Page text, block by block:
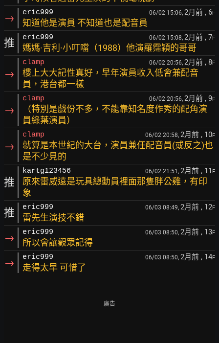
→ eric999 06/02 15:06, 2月前 , 6F
知道他是演員 不知道也是配音員
推 eric999 06/02 15:08, 2月前 , 7F
媽媽·吉利·小叮噹（1988）他演羅霈穎的哥哥
→
clamp 06/02 20:56, 2月前 , 8F
樓上大大記性真好，早年演員收入低會兼配音
員，港台都一樣
→
clamp 06/02 20:56, 2月前 , 9F
（特別是戲份不多，不能靠知名度作秀的配角演
員綠葉演員）
→
clamp 06/02 20:58, 2月前 , 10F
就算是本世紀的大台，演員兼任配音員(或反之)也
是不少見的
推
kartg123456 06/02 21:51, 2月前 , 11 F
原來雷威遠是玩具總動員裡面那隻胖公雞，有印
象
推 eric999 06/03 08:49, 2月前 , 12F
雷先生演技不錯
→ eric999 06/03 08:50, 2月前 , 13F
所以會讓觀眾記得
→ eric999 06/03 08:50, 2月前 , 14F
走得太早 可惜了
廣告